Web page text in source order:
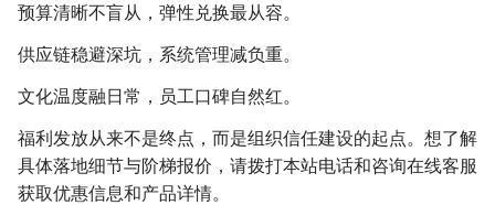
预算清晰不盲从，弹性兑换最从容。
供应链稳避深坑，系统管理减负重。
文化温度融日常，员工口碑自然红。
福利发放从来不是终点，而是组织信任建设的起点。想了解
具体落地细节与阶梯报价，请拨打本站电话和咨询在线客服
获取优惠信息和产品详情。